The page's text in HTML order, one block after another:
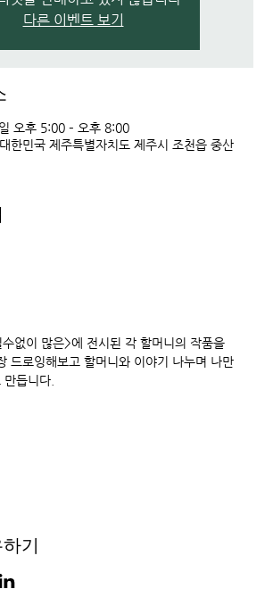
다른 이벤트 보기
오후 5:00 – 오후 8:00
한민국 제주특별자치도 제주시 조천읍 중산
없이 많은>에 전시된 각 할머니의 작품을
드로잉해보고 할머니와 이야기 나누며 나만
만듭니다.
기